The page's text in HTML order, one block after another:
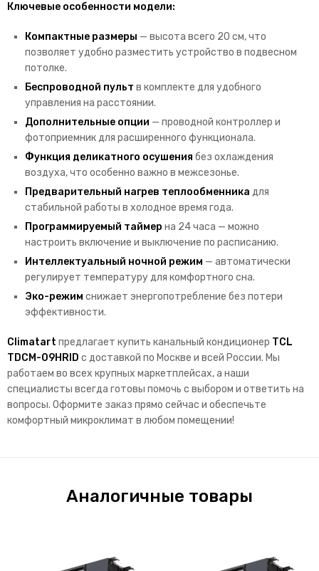
Ключевые особенности модели:
Компактные размеры — высота всего 20 см, что
позволяет удобно разместить устройство в подвесном
потолке.
Беспроводной пульт в комплекте для удобного
управления на расстоянии.
Дополнительные опции — проводной контроллер и
фотоприемник для расширенного функционала.
Функция деликатного осушения без охлаждения
воздуха, что особенно важно в межсезонье.
Предварительный нагрев теплообменника для
стабильной работы в холодное время года.
Программируемый таймер на 24 часа — можно
настроить включение и выключение по расписанию.
Интеллектуальный ночной режим — автоматически
регулирует температуру для комфортного сна.
Эко-режим снижает энергопотребление без потери
эффективности.
Climatart предлагает купить канальный кондиционер TCL
TDCM-09HRID с доставкой по Москве и всей России. Мы
работаем во всех крупных маркетплейсах, а наши
специалисты всегда готовы помочь с выбором и ответить на
вопросы. Оформите заказ прямо сейчас и обеспечьте
комфортный микроклимат в любом помещении!
Аналогичные товары